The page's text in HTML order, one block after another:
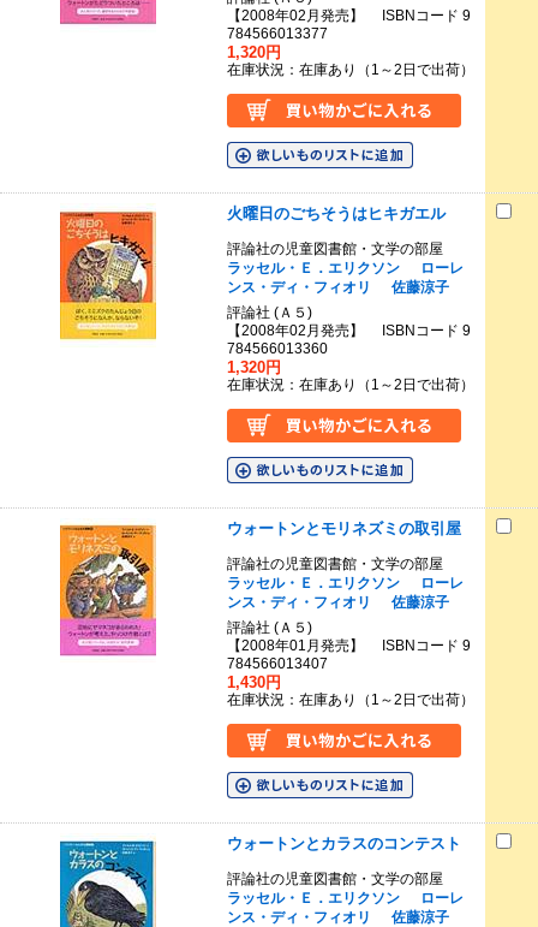
【2008年02月発売】 ISBNコード 9
784566013377
1,320円
在庫状況：在庫あり（1～2日で出荷）
火曜日のごちそうはヒキガエル
評論社の児童図書館・文学の部屋
ラッセル・Ｅ．エリクソン
ローレ
ンス・ディ・フィオリ
佐藤涼子
評論社 (Ａ５)
【2008年02月発売】 ISBNコード 9
784566013360
1,320円
在庫状況：在庫あり（1～2日で出荷）
ウォートンとモリネズミの取引屋
評論社の児童図書館・文学の部屋
ラッセル・Ｅ．エリクソン
ローレ
ンス・ディ・フィオリ
佐藤涼子
評論社 (Ａ５)
【2008年01月発売】 ISBNコード 9
784566013407
1,430円
在庫状況：在庫あり（1～2日で出荷）
ウォートンとカラスのコンテスト
評論社の児童図書館・文学の部屋
ラッセル・Ｅ．エリクソン
ローレ
ンス・ディ・フィオリ
佐藤涼子